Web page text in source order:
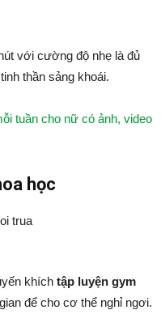
với cường độ nhẹ là đủ
thần sảng khoái.
tuần cho nữ có ảnh, video
học
khích tập luyện gym
để cho cơ thể nghỉ ngơi.